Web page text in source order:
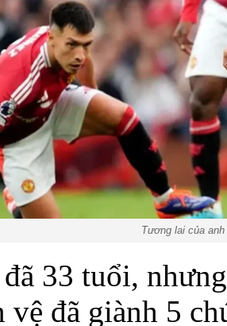
Tương lai của
33 tuổi,
vệ đã giành 5